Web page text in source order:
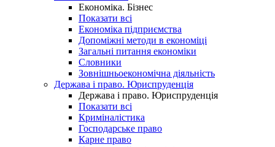
Економіка. Бізнес
Показати всі
Економіка підприємства
Допоміжні методи в економіці
Загальні питання економіки
Словники
Зовнішньоекономічна діяльність
Держава і право. Юриспруденція
Держава і право. Юриспруденція
Показати всі
Криміналістика
Господарське право
Карне право